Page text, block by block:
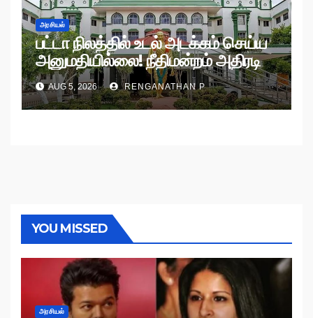
அரசியல்
பட்டா நிலத்தில் உடல் அடக்கம் செய்ய
அனுமதியில்லை! நீதிமன்றம் அதிரடி
உத்தரவு!
AUG 5, 2026 RENGANATHAN P
YOU MISSED
அரசியல்